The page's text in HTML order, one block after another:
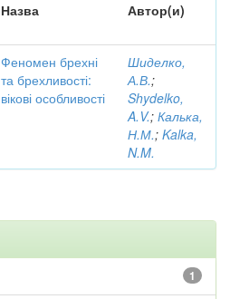
Назва Автор(и)
Феномен брехні
та брехливості:
вікові особливості
Шиделко,
А.В.;
Shydelko,
A.V.; Калька,
Н.М.; Kalka,
N.M.
1